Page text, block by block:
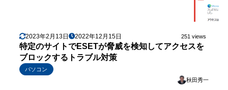
2023年2月13日 2022年12月15日 251 views
特定のサイトでESETが脅威を検知してアクセスを
ブロックするトラブル対策
パソコン
秋田秀一